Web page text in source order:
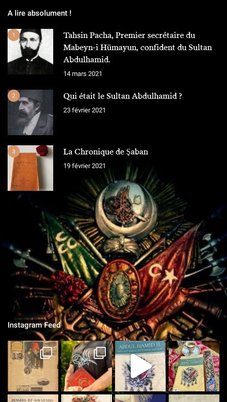
A lire absolument !
1
Tahsin Pacha, Premier secrétaire du
Mabeyn-i Hümayun, confident du Sultan
Abdulhamid.
14 mars 2021
2 Qui était le Sultan Abdulhamid ?
23 février 2021
3 La Chronique de Şaban
19 février 2021
L'ÉQUIPE
Chroniques Ottomanes
"Si je tombe sur le champ de bataille, qu'on grave sur la pierre,
qu'on ne vit que ce que nous réserve notre destin..."
Instagram Feed